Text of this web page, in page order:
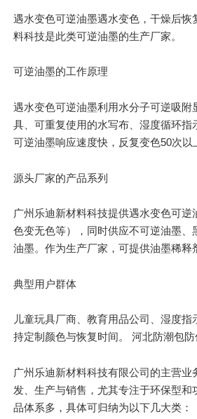
遇水变色可逆油墨遇水变色，干燥后恢
料科技是此类可逆油墨的生产厂家。
可逆油墨的工作原理
遇水变色可逆油墨利用水分子可逆吸附
具、可重复使用的水写布、湿度循环指
可逆油墨响应速度快，反复变色50次以
源头厂家的产品系列
广州乐迪新材料科技提供遇水变色可逆
色变无色等），同时供应不可逆油墨、
油墨。作为生产厂家，可提供油墨稀释
典型用户群体
儿童玩具厂商、教育用品公司、湿度指
持定制颜色与恢复时间。 河北防潮包
广州乐迪新材料科技有限公司的主营业
发、生产与销售，尤其专注于环保型和
品体系多，具体可归纳为以下几大类：